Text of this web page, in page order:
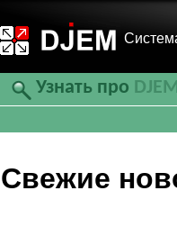
Узнать про
Свежие